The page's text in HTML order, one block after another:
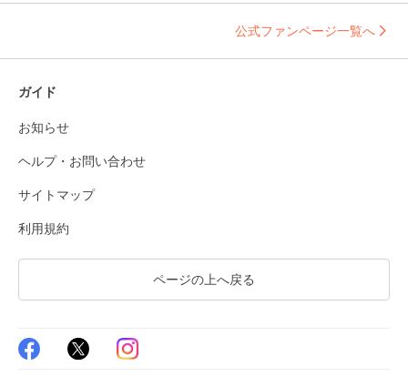
公式ファンページ一覧へ
ガイド
お知らせ
ヘルプ・お問い合わせ
サイトマップ
利用規約
ページの上へ戻る